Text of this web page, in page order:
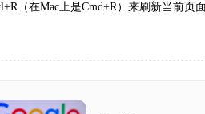
（在Mac上是Cmd+R）来刷新当前页